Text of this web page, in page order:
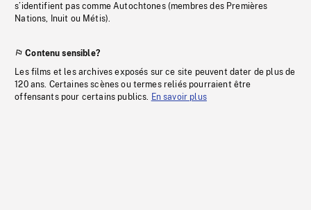
s’identifient pas comme Autochtones (membres des Premières
Nations, Inuit ou Métis).
Contenu sensible?
Les films et les archives exposés sur ce site peuvent dater de plus de
120 ans. Certaines scènes ou termes reliés pourraient être
offensants pour certains publics. En savoir plus